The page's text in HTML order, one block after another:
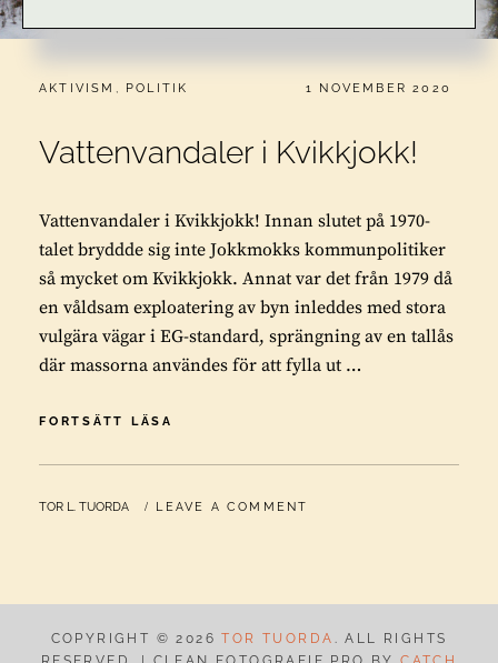
CATEGORIES:
AKTIVISM , POLITIK PUBLICERAT
1 NOVEMBER 2020
Vattenvandaler i Kvikkjokk!
Vattenvandaler i Kvikkjokk! Innan slutet på 1970-
talet bryddde sig inte Jokkmokks kommunpolitiker
så mycket om Kvikkjokk. Annat var det från 1979 då
en våldsam exploatering av byn inleddes med stora
vulgära vägar i EG-standard, sprängning av en tallås
där massorna användes för att fylla ut …
FORTSÄTT LÄSA
KVIKKJOKK!
BY
TOR L. TUORDA LEAVE A COMMENT
COPYRIGHT © 2026TOR TUORDA . ALL RIGHTS